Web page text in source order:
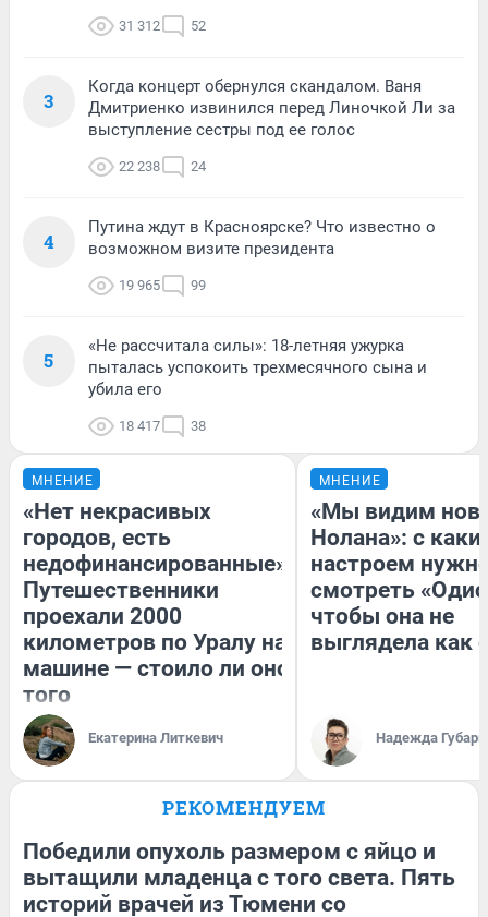
31 312 52
3
Когда концерт обернулся скандалом. Ваня
Дмитриенко извинился перед Линочкой Ли за
выступление сестры под ее голос
22 238 24
4
Путина ждут в Красноярске? Что известно о
возможном визите президента
19 965 99
5
«Не рассчитала силы»: 18-летняя ужурка
пыталась успокоить трехмесячного сына и
убила его
18 417 38
МНЕНИЕ
«Нет некрасивых
городов, есть
недофинансированные».
Путешественники
проехали 2000
километров по Уралу на
машине — стоило ли оно
того
Екатерина Литкевич
МНЕНИЕ
«Мы видим
Нолана»: с
настроем
смотреть
чтобы она не
выглядела как
Надежда Губарь
РЕКОМЕНДУЕМ
Победили опухоль размером с яйцо и
вытащили младенца с того света. Пять
историй врачей из Тюмени со